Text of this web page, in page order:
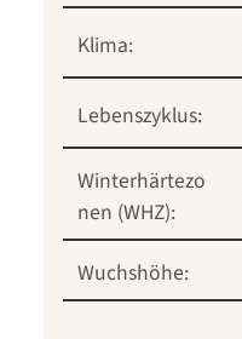
Klima:
Lebenszyklus:
Winterhärtezo
nen (WHZ):
Wuchshöhe: